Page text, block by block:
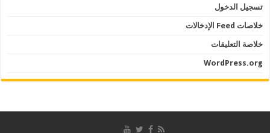
تسجيل الدخول
خلاصات Feed الإدخالات
خلاصة التعليقات
WordPress.org